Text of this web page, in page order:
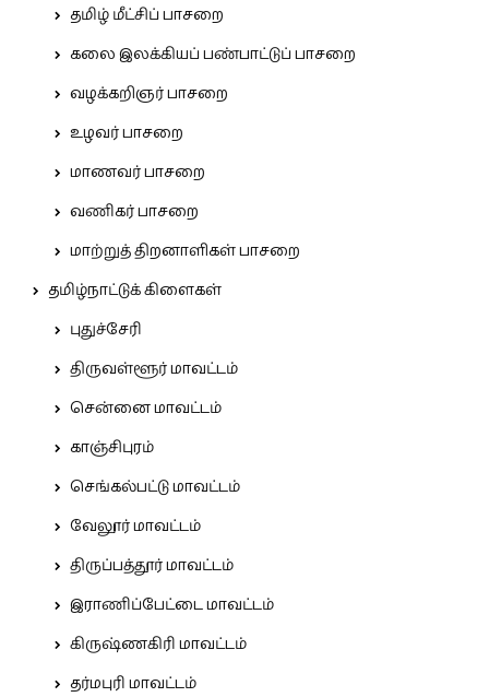
தமிழ் மீட்சிப் பாசறை
கலை இலக்கியப் பண்பாட்டுப் பாசறை
வழக்கறிஞர் பாசறை
உழவர் பாசறை
மாணவர் பாசறை
வணிகர் பாசறை
மாற்றுத் திறனாளிகள் பாசறை
தமிழ்நாட்டுக் கிளைகள்
புதுச்சேரி
திருவள்ளூர் மாவட்டம்
சென்னை மாவட்டம்
காஞ்சிபுரம்
செங்கல்பட்டு மாவட்டம்
வேலூர் மாவட்டம்
திருப்பத்தூர் மாவட்டம்
இராணிப்பேட்டை மாவட்டம்
கிருஷ்ணகிரி மாவட்டம்
தர்மபுரி மாவட்டம்